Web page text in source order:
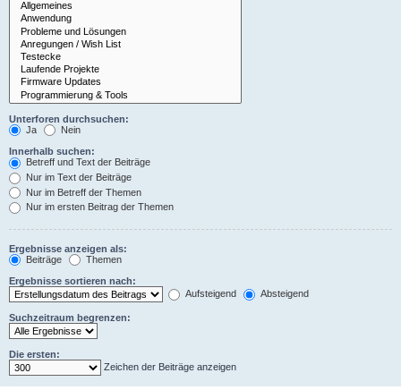
Unterforen durchsuchen:
Ja
Nein
Innerhalb suchen:
Betreff und Text der Beiträge
Nur im Text der Beiträge
Nur im Betreff der Themen
Nur im ersten Beitrag der Themen
Ergebnisse anzeigen als:
Beiträge
Themen
Ergebnisse sortieren nach:
Aufsteigend
Absteigend
Suchzeitraum begrenzen:
Die ersten:
Zeichen der Beiträge anzeigen